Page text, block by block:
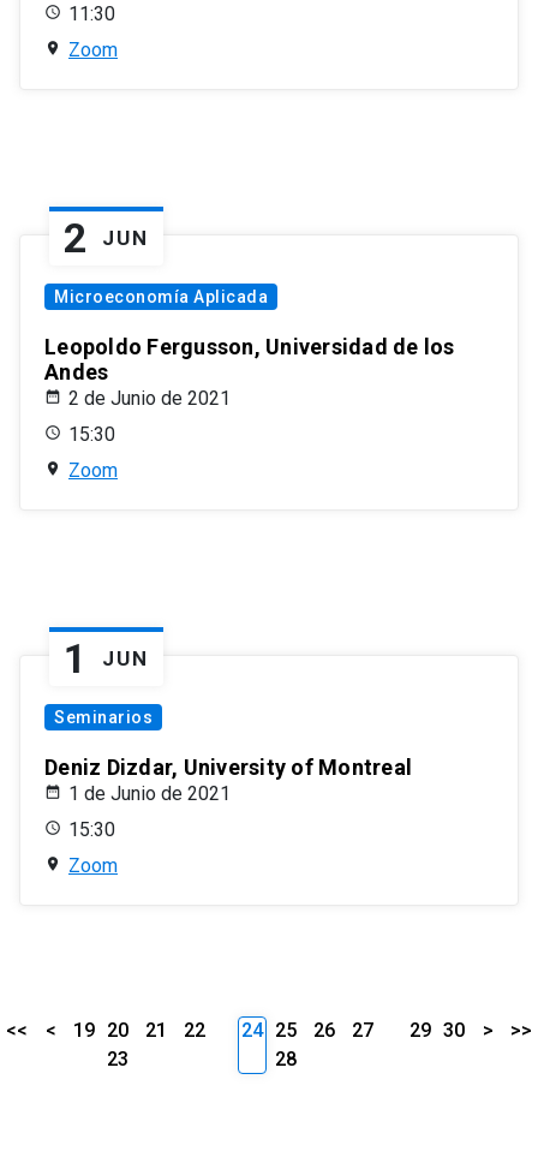
11:30
Zoom
2 JUN
Microeconomía Aplicada
Leopoldo Fergusson, Universidad de los
Andes
2 de Junio de 2021
15:30
Zoom
1 JUN
Seminarios
Deniz Dizdar, University of Montreal
1 de Junio de 2021
15:30
Zoom
<< < 19 20 21
22
23
24 25 26
27
28
29 30 > >>